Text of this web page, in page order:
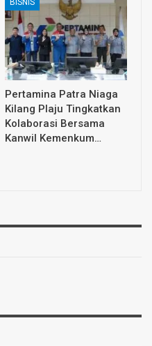
BISNIS
Pertamina Patra Niaga
Kilang Plaju Tingkatkan
Kolaborasi Bersama
Kanwil Kemenkum…